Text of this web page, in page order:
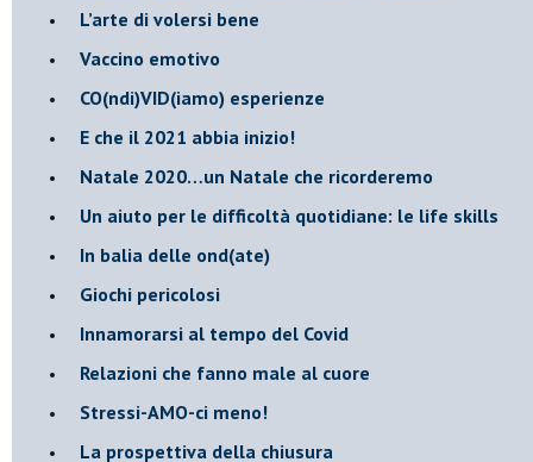
L’arte di volersi bene
​Vaccino emotivo
CO(ndi)VID(iamo) esperienze
​E che il 2021 abbia inizio!
​Natale 2020…un Natale che ricorderemo
Un aiuto per le difficoltà quotidiane: le life skills
​In balia delle ond(ate)
Giochi pericolosi
Innamorarsi al tempo del Covid
​Relazioni che fanno male al cuore
​Stressi-AMO-ci meno!
​La prospettiva della chiusura